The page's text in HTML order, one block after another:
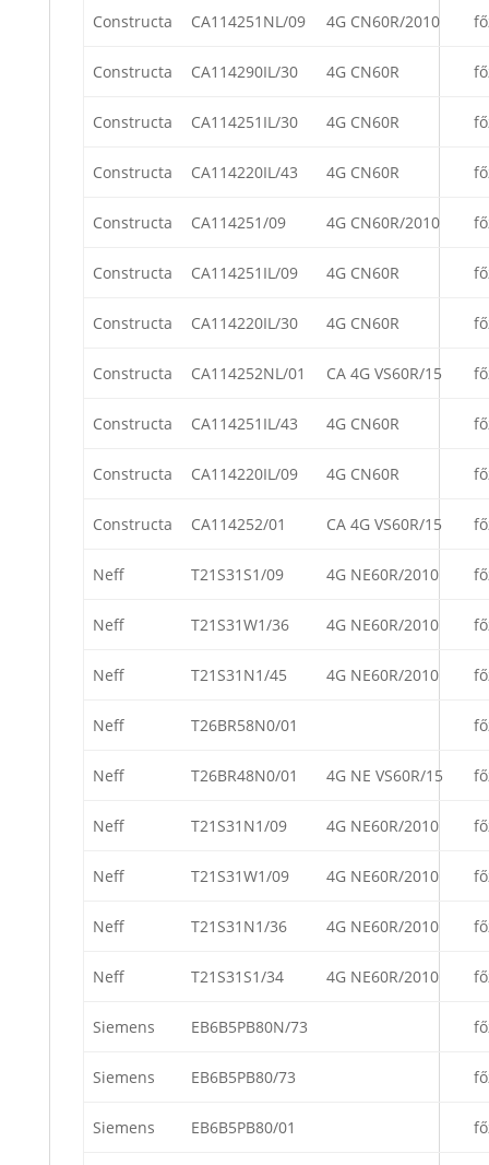
Constructa CA114251NL/09 4G CN60R/2010
Constructa CA114290IL/30 4G CN60R
Constructa CA114251IL/30 4G CN60R
Constructa CA114220IL/43 4G CN60R
Constructa CA114251/09 4G CN60R/2010
Constructa CA114251IL/09 4G CN60R
Constructa CA114220IL/30 4G CN60R
Constructa CA114252NL/01 CA 4G VS60R/15
Constructa CA114251IL/43 4G CN60R
Constructa CA114220IL/09 4G CN60R
Constructa CA114252/01 CA 4G VS60R/15
Neff T21S31S1/09 4G NE60R/2010
Neff T21S31W1/36 4G NE60R/2010
Neff T21S31N1/45 4G NE60R/2010
Neff T26BR58N0/01
Neff T26BR48N0/01 4G NE VS60R/15
Neff T21S31N1/09 4G NE60R/2010
Neff T21S31W1/09 4G NE60R/2010
Neff T21S31N1/36 4G NE60R/2010
Neff T21S31S1/34 4G NE60R/2010
Siemens EB6B5PB80N/73
Siemens EB6B5PB80/73
Siemens EB6B5PB80/01